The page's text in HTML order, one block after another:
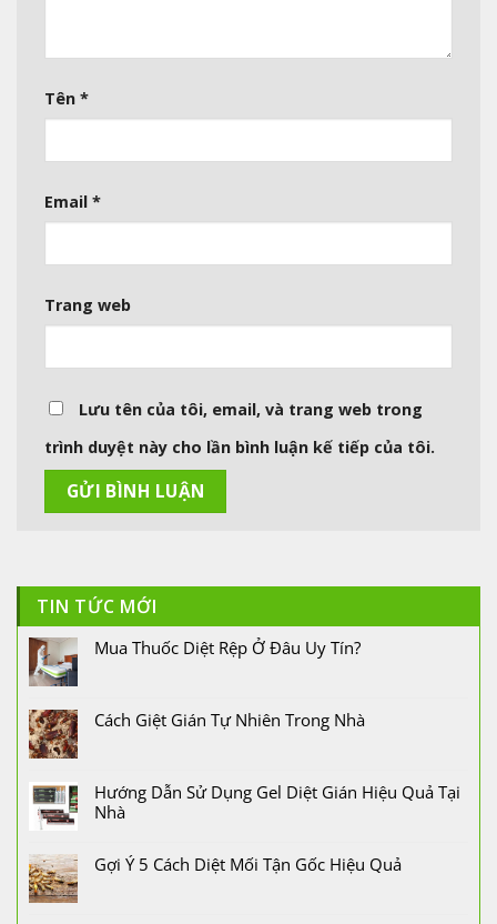
Tên *
Email *
Trang web
Lưu tên của tôi, email, và trang web trong
trình duyệt này cho lần bình luận kế tiếp của tôi.
TIN TỨC MỚI
Mua Thuốc Diệt Rệp Ở Đâu Uy Tín?
Cách Giệt Gián Tự Nhiên Trong Nhà
Hướng Dẫn Sử Dụng Gel Diệt Gián Hiệu Quả Tại
Nhà
Gợi Ý 5 Cách Diệt Mối Tận Gốc Hiệu Quả